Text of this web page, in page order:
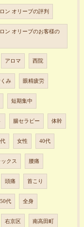
ン オリーブの評判
ン オリーブのお客様の
アロマ 西院
み 眼精疲労
短期集中
腸セラピー 体幹
女性 40代
ックス 腰痛
頭痛 首こり
50代 全身
右京区 南高田町